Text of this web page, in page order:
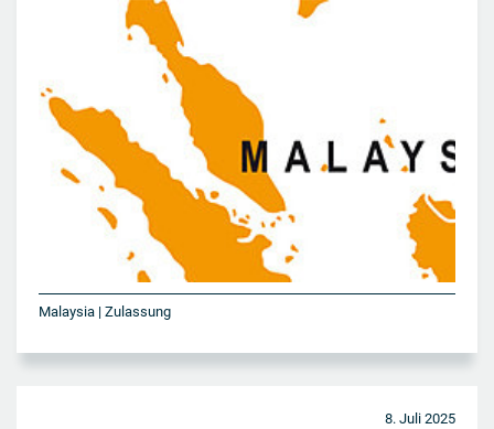
Malaysia | Zulassung
8. Juli 2025